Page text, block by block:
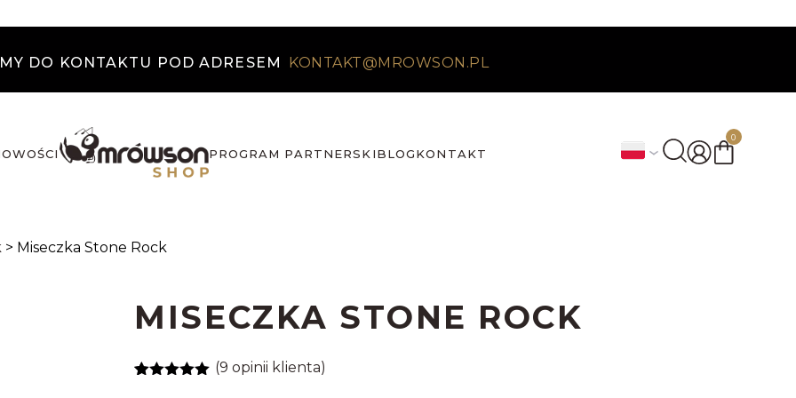
DO KONTAKTU POD ADRESEM KONTAKT@MROWSON.PL
PROGRAM PARTNERSKIBLOGKONTAKT
0
> Miseczka Stone Rock
MISECZKA STONE ROCK
(9 opinii klienta)